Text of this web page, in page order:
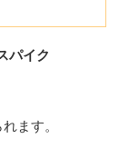
パイク
ます。